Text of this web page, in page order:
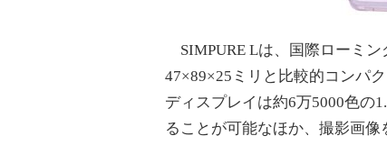
SIMPURE Lは、国際ローミン
47×89×25ミリと比較的コンパ
ディスプレイは約6万5000色の
ることが可能なほか、撮影画